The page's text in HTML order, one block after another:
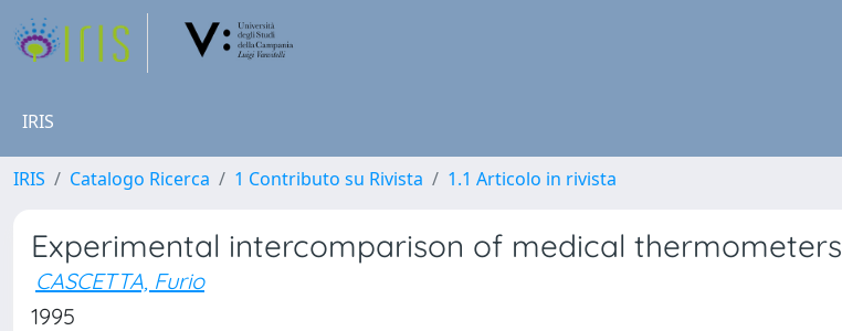
IRIS
IRIS Catalogo Ricerca 1 Contributo su Rivista 1.1 Articolo in rivista
Experimental intercomparison of medical thermometers
CASCETTA, Furio
1995